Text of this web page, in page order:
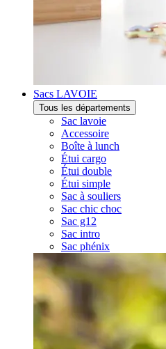
Sacs LAVOIE
Tous les départements
Sac lavoie
Accessoire
Boîte à lunch
Étui cargo
Étui double
Étui simple
Sac à souliers
Sac chic choc
Sac g12
Sac intro
Sac phénix